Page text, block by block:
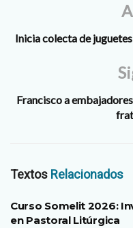
Inicia colecta de
Francisco a
Textos Relacionados
Curso Somelit 2026:
en Pastoral Litúrgica